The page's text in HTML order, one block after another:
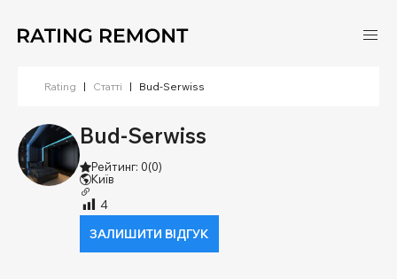
Rating | Статті | Bud-Serwiss
Bud-Serwiss
Рейтинг: 0(0)
Київ
4
ЗАЛИШИТИ ВІДГУК